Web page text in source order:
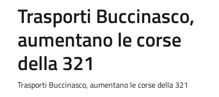
Trasporti Buccinasco,
aumentano le corse
della 321
Trasporti Buccinasco, aumentano le corse della 321